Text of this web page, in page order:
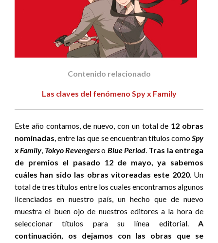
Contenido relacionado
Las claves del fenómeno Spy x Family
Este año contamos, de nuevo, con un total de 12 obras
nominadas, entre las que se encuentran títulos comoSpy
x Family, Tokyo Revengerso Blue Period. Tras la entrega
de premios el pasado 12 de mayo, ya sabemos
cuáles han sido las obras vitoreadas este 2020. Un
total de tres títulos entre los cuales encontramos algunos
licenciados en nuestro país, un hecho que de nuevo
muestra el buen ojo de nuestros editores a la hora de
seleccionar títulos para su línea editorial. A
continuación, os dejamos con las obras que se